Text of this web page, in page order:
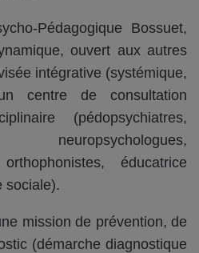
Pédagogique Bossuet,
ouvert aux autres
intégrative (systémique,
centre de consultation
(pédopsychiatres,
éducatrice
sociale).
mission de prévention, de
(démarche diagnostique